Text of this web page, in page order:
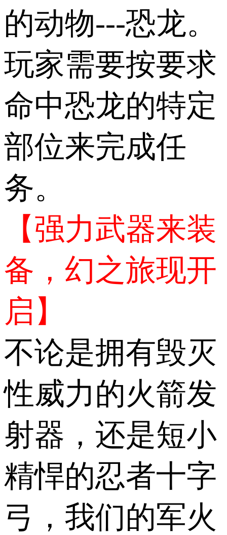
的动物---恐龙。
玩家需要按要求
命中恐龙的特定
部位来完成任
务。
【强力武器来装
备，幻之旅现开
启】
不论是拥有毁灭
性威力的火箭发
射器，还是短小
精悍的忍者十字
弓，我们的军火